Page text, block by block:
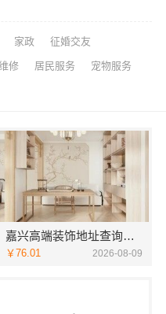
家政 征婚交友
修 居民服务 宠物服务
嘉兴高端装饰地址查询，嘉兴锦居装饰材料有限公司本地直营
￥76.01 2026-08-09